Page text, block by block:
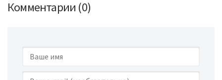
Комментарии (0)